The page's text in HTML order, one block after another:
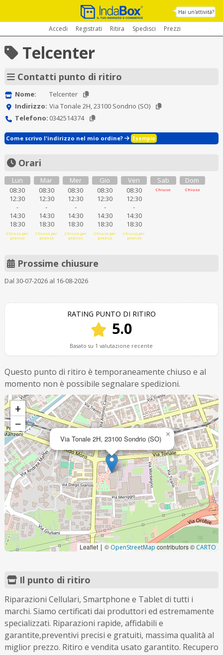
Hai un'attività?
Accedi Registrati Ritira Spedisci Prezzi
Telcenter
Contatti punto di ritiro
Nome:
Telcenter
Indirizzo: Via Tonale 2H, 23100 Sondrio (SO)
Telefono: 0342514374
Come scrivo l'indirizzo nel mio ordine? Esempio
Orari
Lun
08:30
12:30
-
14:30
18:30
Chiuso per
pranzo
Mar
08:30
12:30
-
14:30
18:30
Chiuso per
pranzo
Mer
08:30
12:30
-
14:30
18:30
Chiuso per
pranzo
Gio
08:30
12:30
-
14:30
18:30
Chiuso per
pranzo
Ven
08:30
12:30
-
14:30
18:30
Chiuso per
pranzo
Sab
Chiuso
Dom
Chiuso
Prossime chiusure
Dal 30-07-2026 al 16-08-2026
RATING PUNTO DI RITIRO
5.0
Basato su 1 valutazione recente
Questo punto di ritiro è temporaneamente chiuso e al
momento non è possibile segnalare spedizioni.
Via Tonale 2H, 23100 Sondrio (SO) ×
+
−
Leaflet | © OpenStreetMap contributors © CARTO
Il punto di ritiro
Riparazioni Cellulari, Smartphone e Tablet di tutti i
marchi. Siamo certificati dai produttori ed estremamente
specializzati. Riparazioni rapide, affidabili e
garantite,preventivi precisi e gratuiti, massima qualità al
miglior prezzo. Ritiro e vendita usato garantito. Recupero